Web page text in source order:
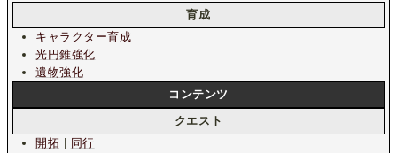
育成
キャラクター育成
光円錐強化
遺物強化
コンテンツ
クエスト
開拓
同行